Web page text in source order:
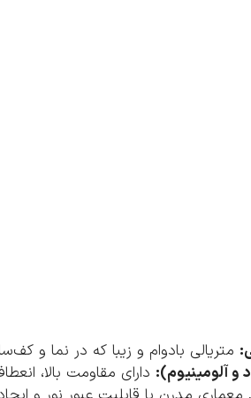
متریالی بادوام و زیبا که در نما و
و آلومینیوم): دارای مقاومت بالا،